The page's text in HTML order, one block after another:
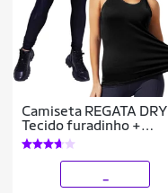
Camiseta REGATA DRY
Tecido furadinho +
CALÇA leg LEGGING
REDINHA Conjunto
Fitness Feminino 631